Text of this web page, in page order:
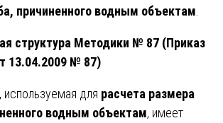
причиненного водным объектам
структура Методики № 87 (Приказ
13.04.2009 № 87)
для расчета размера
водным объектам, имеет